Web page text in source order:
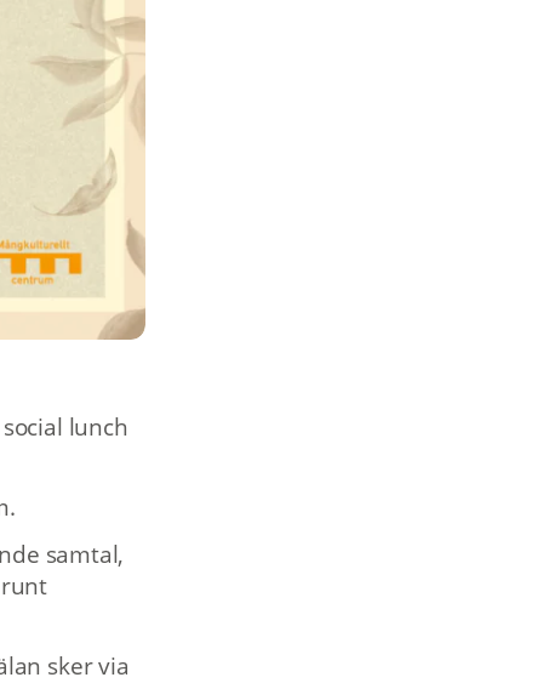
lunch
samtal,
sker via